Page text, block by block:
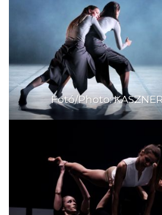
Fotó/Photo: